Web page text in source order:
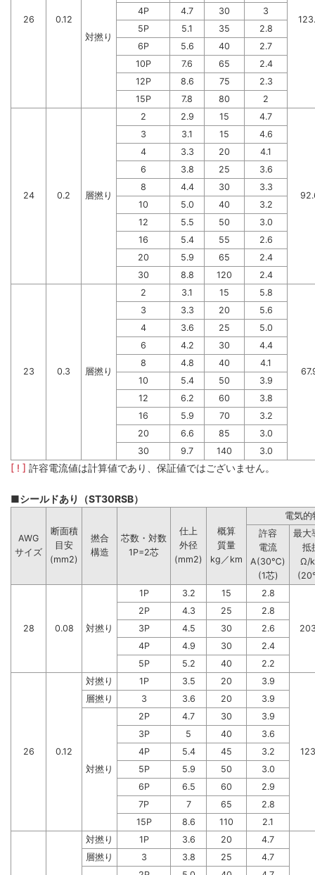
26 0.12
対撚り
4P 4.7 30
3
5P
5.1 35
2.8
6P
5.6 40
2.7
10P
7.6 65
2.4
12P
8.6 75
2.3
15P
7.8 80 2
24 0.2 層撚り
2 2.9 15 4.7
3 3.1 15
4.6
4
3.3 20
4.1
6
3.8 25
3.6
8
4.4 30
3.3
10
5.0 40
3.2
12
5.5 50
3.0
16
5.4 55
2.6
20
5.9 65
2.4
30
8.8 120 2.4
23 0.3 層撚り
2 3.1 15 5.8
3 3.3 20
5.6
4
3.6 25
5.0
6
4.2 30
4.4
8
4.8 40
4.1
10
5.4 50
3.9
12
6.2 60
3.8
16
5.9 70
3.2
20
6.6 85
3.0
30
9.7 140 3.0
[ ! ] 許容電流値は計算値であり、保証値ではございません。
■シールドあり（ST30RSB）
AWG
サイズ
断面積
目安
(mm2)
撚合
構造
芯数・対数
1P=2芯
仕上
外径
(mm2)
概算
質量
kg／km
電気的
許容
電流
A(30℃)
(1芯)
最大
抵
Ω/
28 0.08 対撚り
1P 3.2 15 2.8
2P 4.3 25
2.8
3P
4.5 30
2.6
4P
4.9 30
2.4
5P
5.2 40 2.2
26 0.12
対撚り 1P 3.5 20 3.9
層撚り 3 3.6 20 3.9
対撚り
2P 4.7 30
3.9
3P
5 40
3.6
4P
5.4 45
3.2
5P
5.9 50
3.0
6P
6.5 60
2.9
7P
7 65
2.8
15P
8.6 110 2.1
対撚り 1P 3.6 20 4.7
層撚り 3 3.8 25 4.7